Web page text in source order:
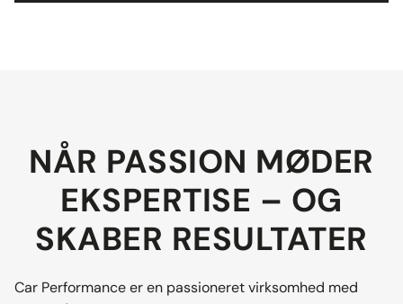
NÅR PASSION MØDER
EKSPERTISE – OG
SKABER RESULTATER
Car Performance er en passioneret virksomhed med